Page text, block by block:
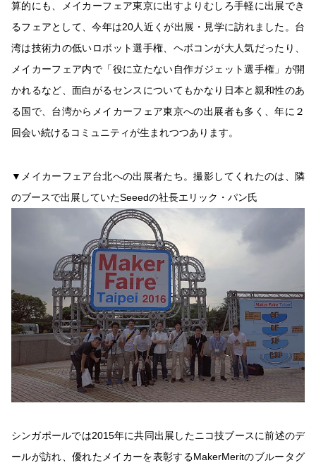
算的にも、メイカーフェア東京に出すよりむしろ手軽に出展でき
るフェアとして、今年は20人近くが出展・見学に訪れました。台
湾は技術力の低いロボット選手権、ヘボコンが大人気だったり、
メイカーフェア内で「役に立たない自作ガジェット選手権」が開
かれるなど、面白がるセンスについてもかなり日本と親和性のあ
る国で、台湾からメイカーフェア東京への出展者も多く、年に２
回会い続けるコミュニティが生まれつつあります。
▼メイカーフェア台北への出展者たち。撮影してくれたのは、隣
のブースで出展していたSeeedの社長エリック・パン氏
シンガポールでは2015年に共同出展したニコ技ブースに前述のデ
ールが訪れ、優れたメイカーを表彰するMakerMeritのブルータグ